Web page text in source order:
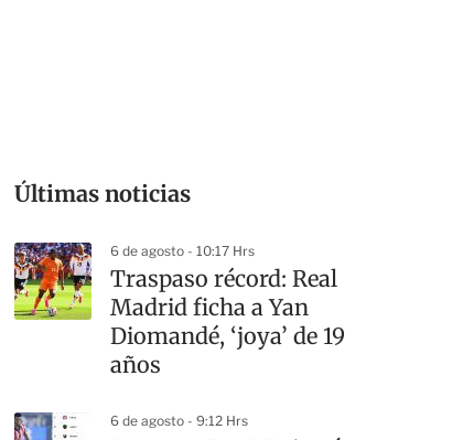
Últimas noticias
6 de agosto - 10:17 Hrs
Traspaso récord: Real
Madrid ficha a Yan
Diomandé, ‘joya’ de 19
años
6 de agosto - 9:12 Hrs